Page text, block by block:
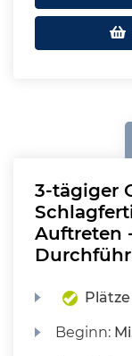
3-tägiger
Auftreten
Beginn: